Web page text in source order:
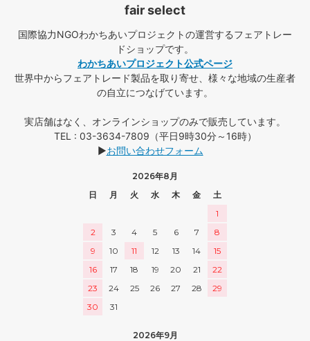
fair select
国際協力NGOわかちあいプロジェクトの運営するフェアトレー
ドショップです。
わかちあいプロジェクト公式ページ
世界中からフェアトレード製品を取り寄せ、様々な地域の生産者
の自立につなげています。
実店舗はなく、オンラインショップのみで販売しています。
TEL : 03-3634-7809（平日9時30分～16時）
▶お問い合わせフォーム
2026年8月
日
月 火 水 木 金
土
1
2
3 4 5 6 7
8
9
10 11 12 13 14
15
16
17 18 19 20 21
22
23
24 25 26 27 28
29
30
31
2026年9月